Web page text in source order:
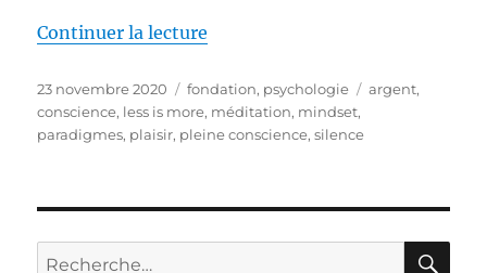
Continuer la lecture
Publié
le
23 novembre 2020 Catégories
fondation, psychologie Étiquettes
argent,
conscience, less is more, méditation, mindset,
paradigmes, plaisir, pleine conscience,silence
Recherche